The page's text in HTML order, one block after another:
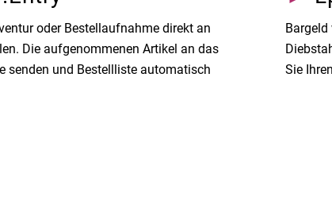
oder Bestellaufnahme direkt an
Die aufgenommenen Artikel an das
senden und Bestellliste automatisch
Sie